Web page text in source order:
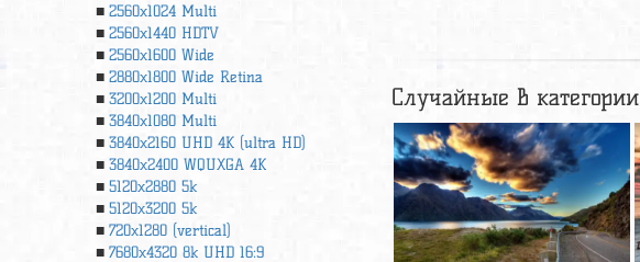
2560x1024 Multi
2560x1440 HDTV
2560x1600 Wide
2880x1800 Wide Retina
3200x1200 Multi
3840x1080 Multi
3840x2160 UHD 4К (ultra HD)
3840x2400 WQUXGA 4K
5120x2880 5k
5120x3200 5k
720x1280 (vertical)
7680x4320 8k UHD 16:9
Случайные в категории